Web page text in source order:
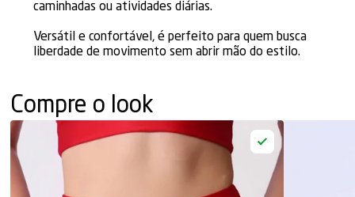
caminhadas ou atividades diárias.
Versátil e confortável, é perfeito para quem busca
liberdade de movimento sem abrir mão do estilo.
Compre o look